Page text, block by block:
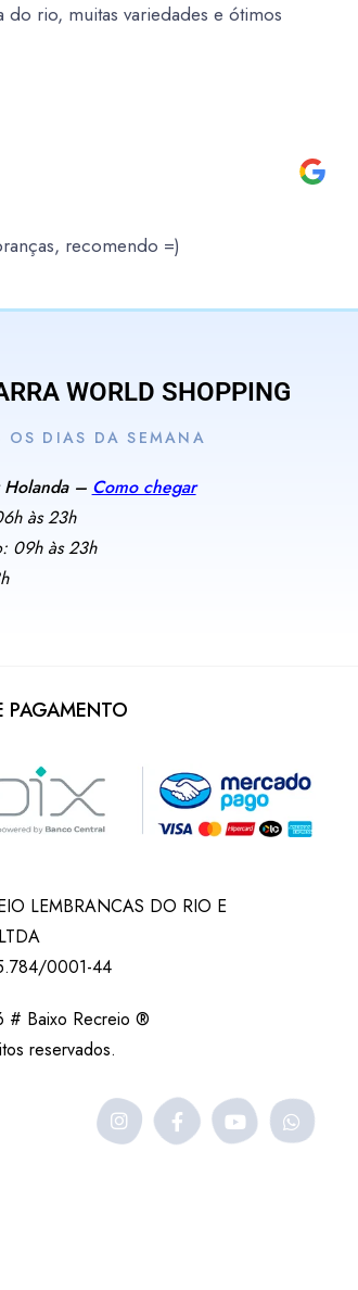
rio, muitas variedades e ótimos
recomendo =)
WORLD SHOPPING
OS DIAS DA SEMANA
Holanda – Como chegar
às 23h
09h às 23h
PAGAMENTO
LEMBRANCAS DO RIO E
0001-44
Baixo Recreio ®
reservados.